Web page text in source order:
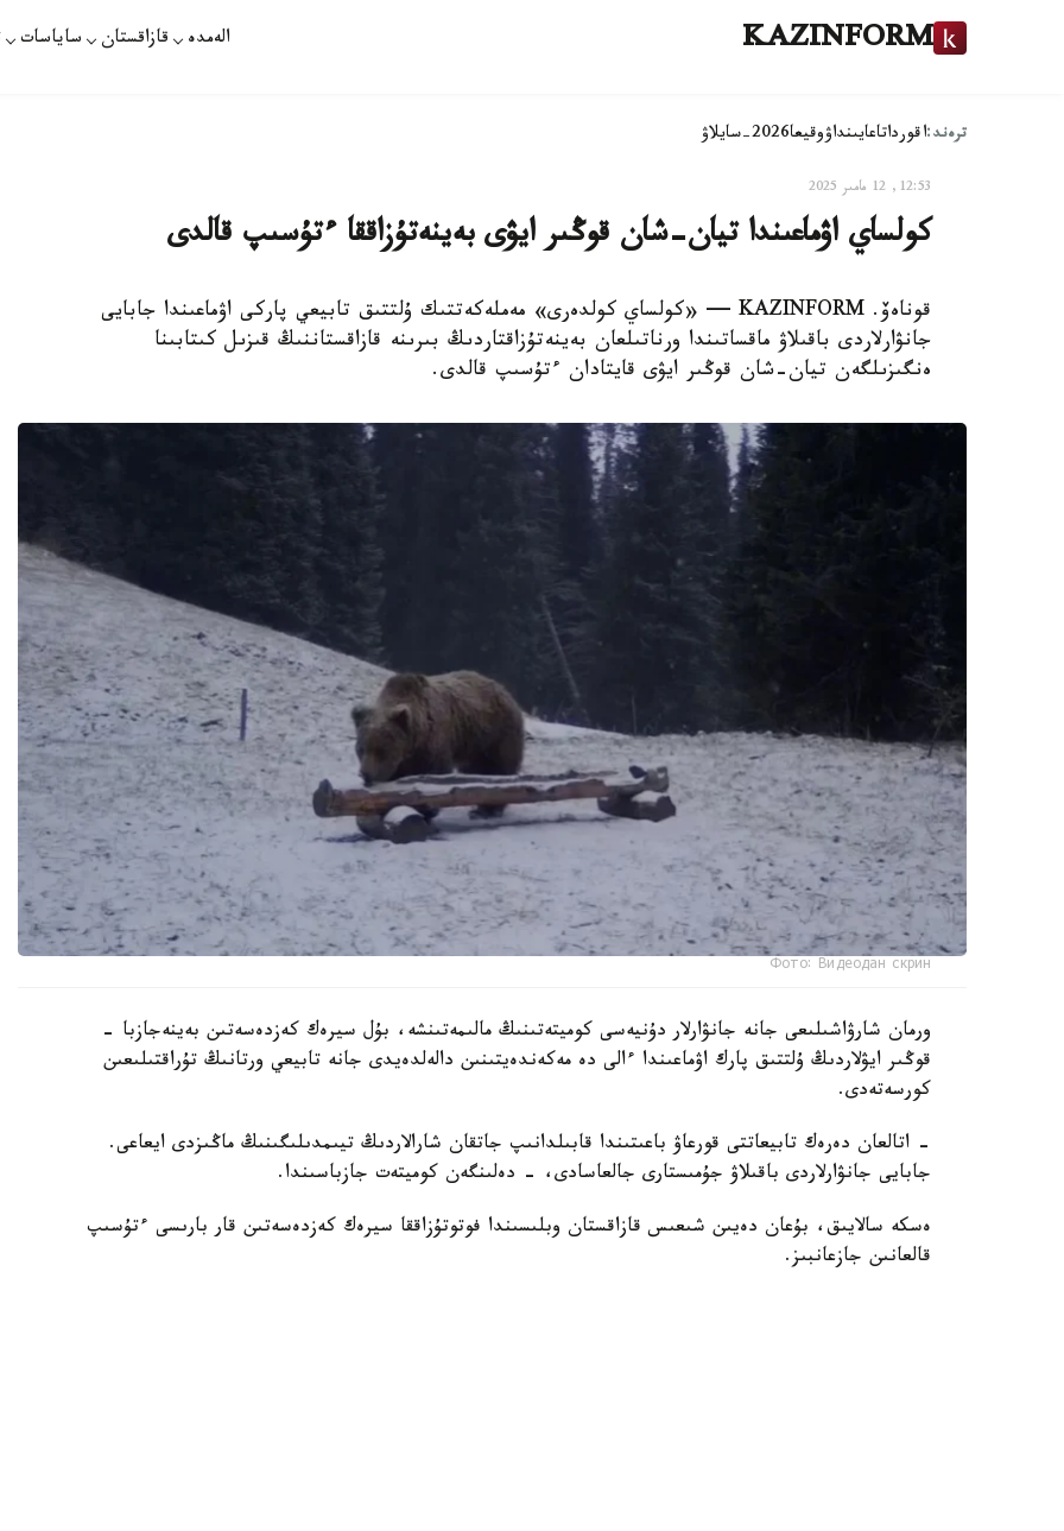
KAZINFORM الەمدە قازاقستان ساياسات
ترەند:اقورداتاعايىنداۋوقيعا2026-سايلاۋ
12:53, 12 مامىر 2025
كولساي اۋماعىندا تيان-شان قوڭىر ايۋى بەينەتۇزاققا ءتۇسىپ قالدى
قوناەۆ. KAZINFORM — «كولساي كولدەرى» مەملەكەتتىك ۇلتتىق تابيعي پاركى اۋماعىندا جابايى
جانۋارلاردى باقىلاۋ ماقساتىندا ورناتىلعان بەينەتۇزاقتاردىڭ بىرىنە قازاقستاننىڭ قىزىل كىتابىنا
ەنگىزىلگەن تيان-شان قوڭىر ايۋى قايتادان ءتۇسىپ قالدى.
Фото: Видеодан скрин
ورمان شارۋاشىلىعى جانە جانۋارلار دۇنيەسى كوميتەتىنىڭ مالىمەتىنشە، بۇل سيرەك كەزدەسەتىن بەينەجازبا -
قوڭىر ايۋلاردىڭ ۇلتتىق پارك اۋماعىندا ءالى دە مەكەندەيتىنىن دالەلدەيدى جانە تابيعي ورتانىڭ تۇراقتىلىعىن
كورسەتەدى.
- اتالعان دەرەك تابيعاتتى قورعاۋ باعىتىندا قابىلدانىپ جاتقان شارالاردىڭ تيىمدىلىگىنىڭ ماڭىزدى ايعاعى.
جابايى جانۋارلاردى باقىلاۋ جۇمىستارى جالعاسادى، - دەلىنگەن كوميتەت جازباسىندا.
ەسكە سالايىق، بۇعان دەيىن شىعىس قازاقستان وبلىسىندا فوتوتۇزاققا سيرەك كەزدەسەتىن قار بارىسى ءتۇسىپ
قالعانىن جازعانبىز.